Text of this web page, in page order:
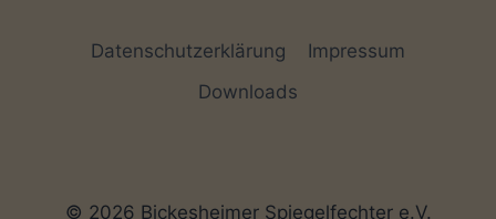
Datenschutzerklärung
Impressum
Downloads
© 2026 Bickesheimer Spiegelfechter e.V.